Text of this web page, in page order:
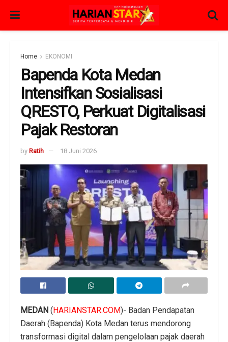
Home EKONOMI
Bapenda Kota Medan
Intensifkan Sosialisasi
QRESTO, Perkuat Digitalisasi
Pajak Restoran
by Ratih 18 Juni 2026
MEDAN (HARIANSTAR.COM)- Badan Pendapatan
Daerah (Bapenda) Kota Medan terus mendorong
transformasi digital dalam pengelolaan pajak daerah